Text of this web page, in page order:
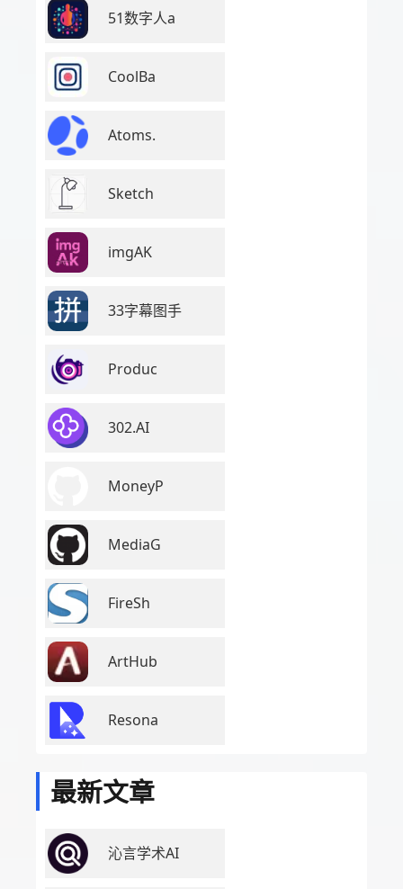
51数字人a
CoolBa
Atoms.
Sketch
imgAK
33字幕图手
Produc
302.AI
MoneyP
MediaG
FireSh
ArtHub
Resona
最新文章
沁言学术AI